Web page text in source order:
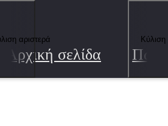
Αρχική σελίδα
αριστερά Κύλιση
της ΤΟΥΟΤΑ ΕΛΛΑΣ, Ανώνυμος